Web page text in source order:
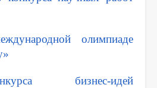
олимпиаде
бизнес-идей